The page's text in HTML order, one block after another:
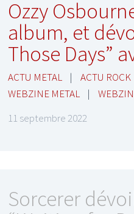
Ozzy
album, et
Those Days”
ACTU METAL | ACTU ROCK
WEBZINE METAL
|
11 septembre 2022
Sorcerer